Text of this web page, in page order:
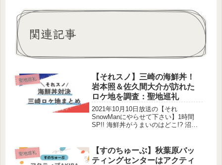
関連記事
聖地巡礼
【それスノ】三崎の海鮮丼！
岩本照＆佐久間大介が訪れた
ロケ地を調査：聖地巡礼
2021年10月10日放送の【それ
SnowManにやらせて下さい】1時間
SP!! 海鮮丼がうまいのはどこ!? 沼津
丼を探しました。この記事では、岩本
照さん・佐久...
聖地巡礼
【すのちゅーぶ】秋葉原バッ
ティングセンターはアクティ